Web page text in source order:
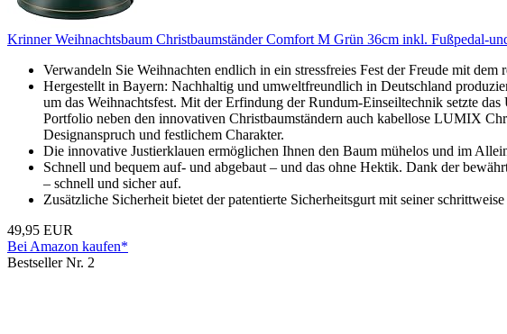
Krinner Weihnachtsbaum Christbaumständer Comfort M Grün 36cm inkl.
Verwandeln Sie Weihnachten endlich in ein stressfreies Fest der Freude mit
Hergestellt in Bayern: Nachhaltig und umweltfreundlich in Deutschland
um das Weihnachtsfest. Mit der Erfindung der Rundum-Einseiltechnik setzte
Portfolio neben den innovativen Christbaumständern auch kabellose LUMIX
Designanspruch und festlichem Charakter.
Die innovative Justierklauen ermöglichen Ihnen den Baum mühelos und im
Schnell und bequem auf- und abgebaut – und das ohne Hektik. Dank der
– schnell und sicher auf.
Zusätzliche Sicherheit bietet der patentierte Sicherheitsgurt mit seiner
49,95 EUR
Bei Amazon kaufen*
Bestseller Nr. 2